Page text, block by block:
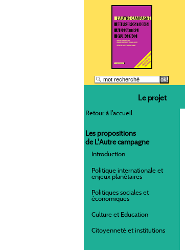
Le projet
Retour à l'accueil
Les propositions
de L'Autre campagne
Introduction
Politique internationale et
enjeux planétaires
Politiques sociales et
économiques
Culture et Education
Citoyenneté et institutions